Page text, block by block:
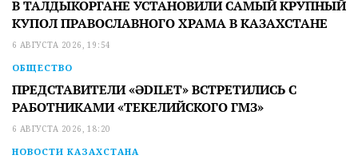
В ТАЛДЫКОРГАНЕ УСТАНОВИЛИ САМЫЙ КРУПНЫЙ
КУПОЛ ПРАВОСЛАВНОГО ХРАМА В КАЗАХСТАНЕ
6 АВГУСТА 2026, 19:54
ОБЩЕСТВО
ПРЕДСТАВИТЕЛИ «ӘDILET» ВСТРЕТИЛИСЬ С
РАБОТНИКАМИ «ТЕКЕЛИЙСКОГО ГМЗ»
6 АВГУСТА 2026, 18:20
НОВОСТИ КАЗАХСТАНА